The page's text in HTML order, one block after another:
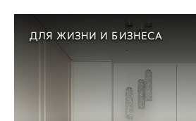
ДЛЯ ЖИЗНИ И БИЗНЕСА